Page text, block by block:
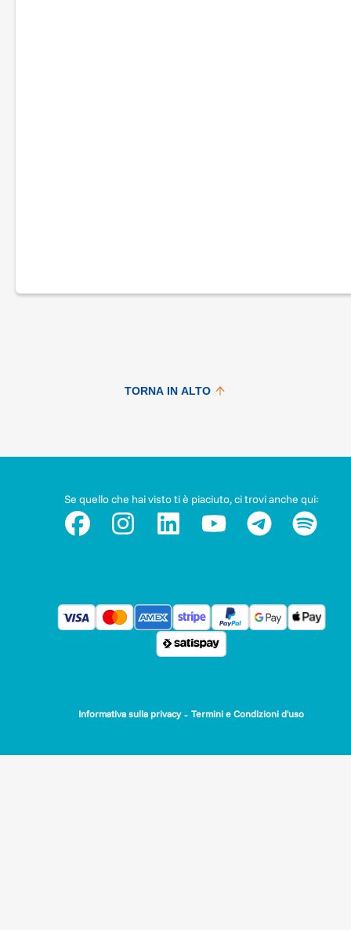
TORNA IN ALTO
Se quello che hai visto ti è piaciuto, ci trovi anche qui:
Informativa sulla privacy - Termini e Condizioni d'uso